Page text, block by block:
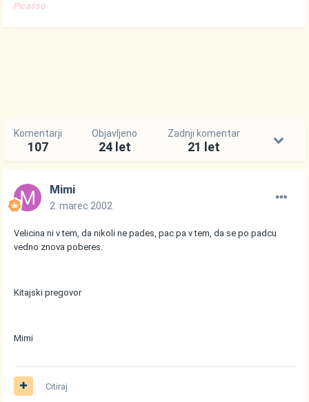
Picasso
Komentarji
107
Objavljeno
24 let
Zadnji komentar
21 let
Mimi
2. marec 2002
Velicina ni v tem, da nikoli ne pades, pac pa v tem, da se po padcu
vedno znova poberes.
Kitajski pregovor
Mimi
Citiraj